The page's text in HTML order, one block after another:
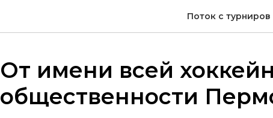
Поток с турниров
От имени всей
общественности